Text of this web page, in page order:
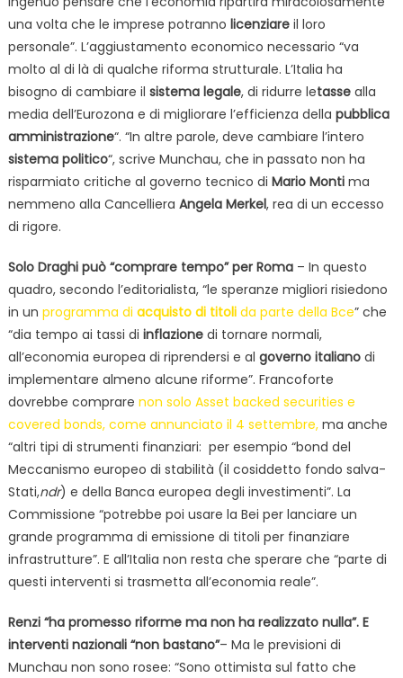
una volta che le imprese potranno licenziareil loro
personale”. L’aggiustamento economico necessario “va
molto al di là di qualche riforma strutturale. L’Italia ha
bisogno di cambiare il sistema legale, di ridurre letassealla
media dell’Eurozona e di migliorare l’efficienza della pubblica
amministrazione“. “In altre parole, deve cambiare l’intero
sistema politico“, scrive Munchau, che in passato non ha
risparmiato critiche al governo tecnico di Mario Montima
nemmeno alla Cancelliera Angela Merkel, rea di un eccesso
di rigore.
Solo Draghi può “comprare tempo” per Roma– In questo
quadro, secondo l’editorialista, “le speranze migliori risiedono
in un programma di acquisto di titolida parte della Bce” che
“dia tempo ai tassi di inflazionedi tornare normali,
all’economia europea di riprendersi e al governo italianodi
implementare almeno alcune riforme”. Francoforte
dovrebbe comprare non solo Asset backed securities e
covered bonds, come annunciato il 4 settembre,ma anche
“altri tipi di strumenti finanziari: per esempio “bond del
Meccanismo europeo di stabilità (il cosiddetto fondo salva-
Stati,ndr) e della Banca europea degli investimenti”. La
Commissione “potrebbe poi usare la Bei per lanciare un
grande programma di emissione di titoli per finanziare
infrastrutture”. E all’Italia non resta che sperare che “parte di
questi interventi si trasmetta all’economia reale”.
Renzi “ha promesso riforme ma non ha realizzato nulla”. E
interventi nazionali “non bastano”– Ma le previsioni di
Munchau non sono rosee: “Sono ottimista sul fatto che